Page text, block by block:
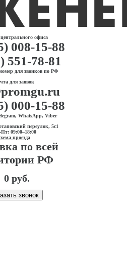
офиса
008-15-88
551-78-81
для звонков по РФ
для заявок
000-15-88
WhatsApp, Viber
переулок, 5с1
09:00–18:00
проезда
по всей
РФ
0 руб.
звонок